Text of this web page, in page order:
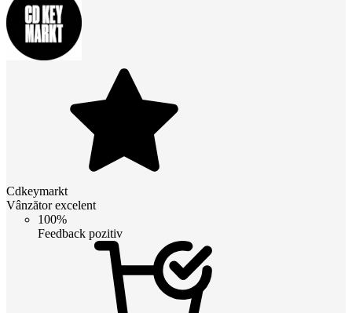
Cdkeymarkt
Vânzător excelent
100%
Feedback pozitiv